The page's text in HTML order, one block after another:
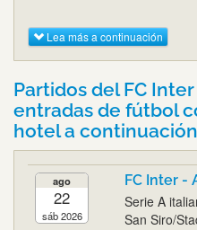
Lea más a continuación
Partidos del FC
entradas de fútbol
hotel a continuación
ago
22
sáb 2026
FC Inter -
Serie A
San Siro/